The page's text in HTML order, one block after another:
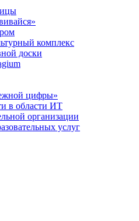
комплекс
доски
цифры»
в области ИТ
организации
услуг